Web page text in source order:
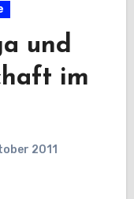
und
im
2011